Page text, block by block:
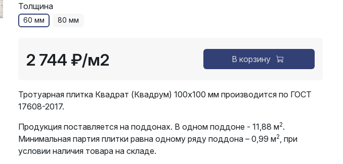
Толщина
60 мм 80 мм
2 744 ₽/м2 В корзину
Тротуарная плитка Квадрат (Квадрум) 100х100 мм производится по ГОСТ
17608-2017.
Продукция поставляется на поддонах. В одном поддоне - 11,88 м2.
Минимальная партия плитки равна одному ряду поддона – 0,99 м2, при
условии наличия товара на складе.